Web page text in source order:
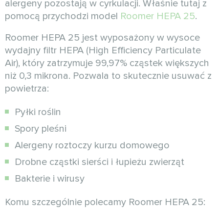
alergeny pozostają w cyrkulacji. Właśnie tutaj z
pomocą przychodzi model Roomer HEPA 25.
Roomer HEPA 25 jest wyposażony w wysoce
wydajny filtr HEPA (High Efficiency Particulate
Air), który zatrzymuje 99,97% cząstek większych
niż 0,3 mikrona. Pozwala to skutecznie usuwać z
powietrza:
Pyłki roślin
Spory pleśni
Alergeny roztoczy kurzu domowego
Drobne cząstki sierści i łupieżu zwierząt
Bakterie i wirusy
Komu szczególnie polecamy Roomer HEPA 25: